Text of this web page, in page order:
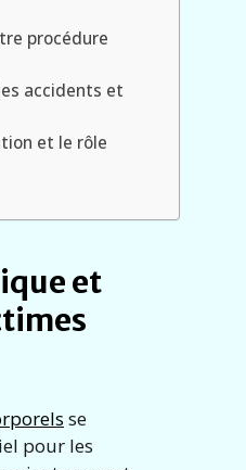
procédure
accidents et
et le rôle
et
se
pour les